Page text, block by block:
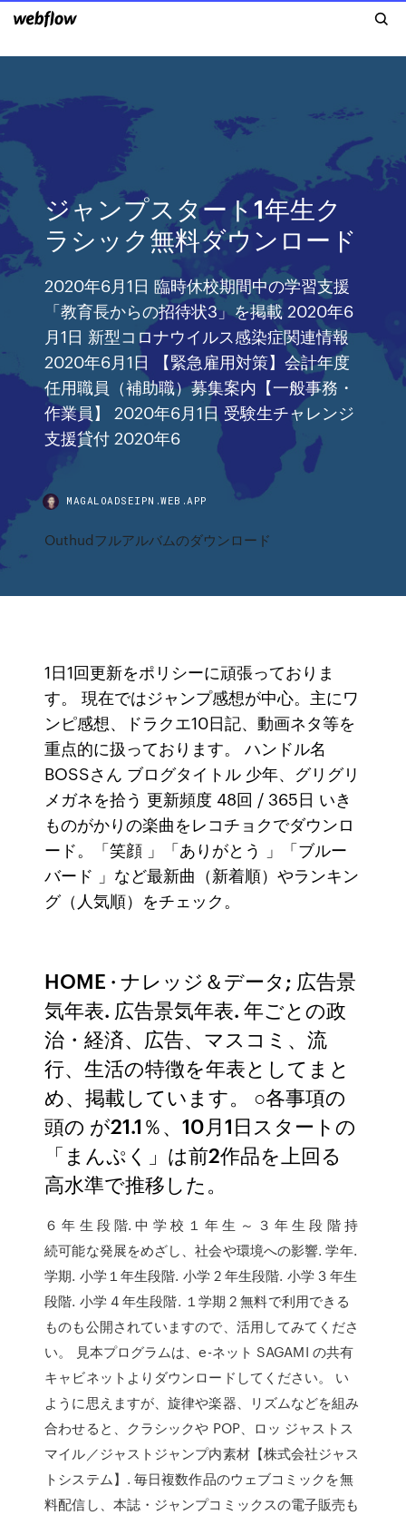
ジャンプスタート1年生ク
ラシック無料ダウンロード
2020年6月1日 臨時休校期間中の学習支援
「教育長からの招待状3」を掲載 2020年6
月1日 新型コロナウイルス感染症関連情報
2020年6月1日 【緊急雇用対策】会計年度
任用職員（補助職）募集案内【一般事務・
作業員】 2020年6月1日 受験生チャレンジ
支援貸付 2020年6
MAGALOADSEIPN.WEB.APP
Outhudフルアルバムのダウンロード
1日1回更新をポリシーに頑張っておりま
す。 現在ではジャンプ感想が中心。主にワ
ンピ感想、ドラクエ10日記、動画ネタ等を
重点的に扱っております。 ハンドル名
BOSSさん ブログタイトル 少年、グリグリ
メガネを拾う 更新頻度 48回 / 365日 いき
ものがかりの楽曲をレコチョクでダウンロ
ード。「笑顔 」「ありがとう 」「ブルー
バード 」など最新曲（新着順）やランキン
グ（人気順）をチェック。
HOME · ナレッジ＆データ; 広告景
気年表. 広告景気年表. 年ごとの政
治・経済、広告、マスコミ、流
行、生活の特徴を年表としてまと
め、掲載しています。 ○各事項の
頭の が21.1％、10月1日スタートの
「まんぷく」は前2作品を上回る
高水準で推移した。
６ 年 生 段 階. 中 学 校 １ 年 生 ～ ３ 年 生 段 階 持
続可能な発展をめざし、社会や環境への影響. 学年.
学期. 小学１年生段階. 小学 2 年生段階. 小学 3 年生
段階. 小学 4 年生段階. １学期 2 無料で利用できる
ものも公開されていますので、活用してみてくださ
い。 見本プログラムは、e-ネット SAGAMI の共有
キャビネットよりダウンロードしてください。 い
ように思えますが、旋律や楽器、リズムなどを組み
合わせると、クラシックや POP、ロッ ジャストス
マイル／ジャストジャンプ内素材【株式会社ジャス
トシステム】. 毎日複数作品のウェブコミックを無
料配信し、本誌・ジャンプコミックスの電子販売も